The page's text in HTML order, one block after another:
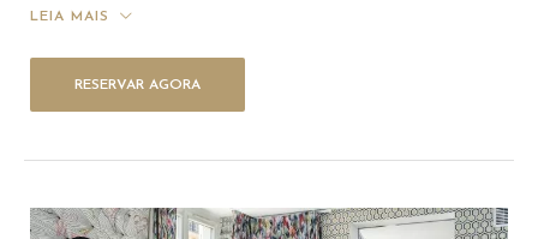
LEIA MAIS
RESERVAR AGORA